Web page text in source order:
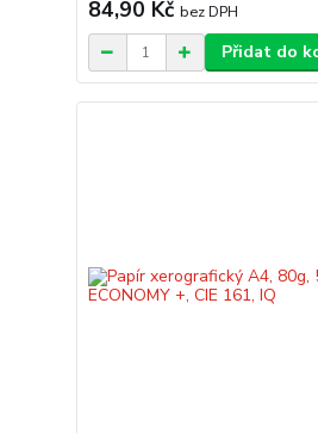
84,90 Kč bez DPH
Přidat do